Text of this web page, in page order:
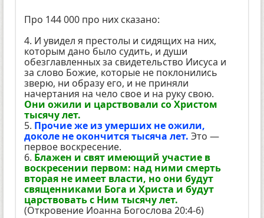
Про 144 000 про них сказано:
4. И увидел я престолы и сидящих на них,
которым дано было судить, и души
обезглавленных за свидетельство Иисуса и
за слово Божие, которые не поклонились
зверю, ни образу его, и не приняли
начертания на чело свое и на руку свою.
Они ожили и царствовали со Христом
тысячу лет.
5. Прочие же из умерших не ожили,
доколе не окончится тысяча лет. Это —
первое воскресение.
6. Блажен и свят имеющий участие в
воскресении первом: над ними смерть
вторая не имеет власти, но они будут
священниками Бога и Христа и будут
царствовать с Ним тысячу лет.
(Откровение Иоанна Богослова 20:4-6)